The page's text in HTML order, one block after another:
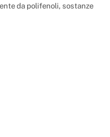
da polifenoli, sostanze